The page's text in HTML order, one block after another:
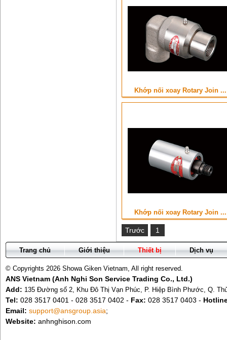
Khớp nối xoay Rotary Join ...
Khớp nối xoay Rotary Join ...
Trước 1
Trang chủ Giới thiệu Thiết bị Dịch vụ
© Copyrights 2026 Showa Giken Vietnam, All right reserved.
ANS Vietnam (Anh Nghi Son Service Trading Co., Ltd.)
Add: 135 Đường số 2, Khu Đô Thị Vạn Phúc, P. Hiệp Bình Phước, Q.
Tel: 028 3517 0401 - 028 3517 0402 - Fax: 028 3517 0403 -
Email: support@ansgroup.asia;
Website: anhnghison.com